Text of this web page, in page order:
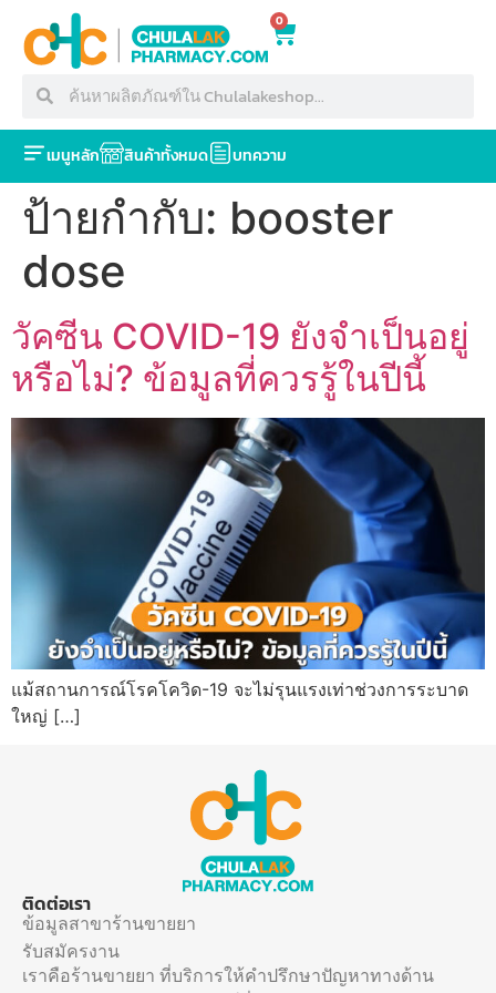
0
เมนูหลัก สินค้าทั้งหมด บทความ
ป้ายกำกับ: booster
dose
วัคซีน COVID-19 ยังจำเป็นอยู่
หรือไม่? ข้อมูลที่ควรรู้ในปีนี้
แม้สถานการณ์โรคโควิด-19 จะไม่รุนแรงเท่าช่วงการระบาด
ใหญ่ […]
ติดต่อเรา
ข้อมูลสาขาร้านขายยา
รับสมัครงาน
เราคือร้านขายยา ที่บริการให้คำปรึกษาปัญหาทางด้าน